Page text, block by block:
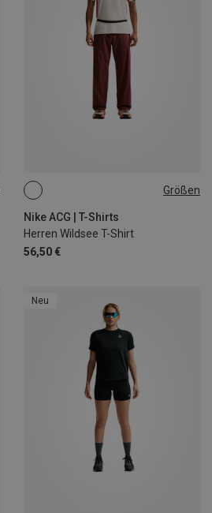
Größen
Nike ACG | T-Shirts
Herren Wildsee T-Shirt
56,50 €
S
Neu